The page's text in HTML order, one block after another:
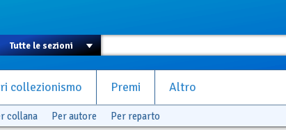
collezionismo Premi Altro
collana Per autore Per reparto